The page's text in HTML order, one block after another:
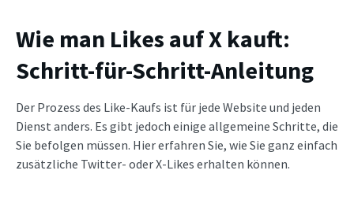
Wie man Likes auf X kauft:
Schritt-für-Schritt-Anleitung
Der Prozess des Like-Kaufs ist für jede Website und jeden
Dienst anders. Es gibt jedoch einige allgemeine Schritte, die
Sie befolgen müssen. Hier erfahren Sie, wie Sie ganz einfach
zusätzliche Twitter- oder X-Likes erhalten können.